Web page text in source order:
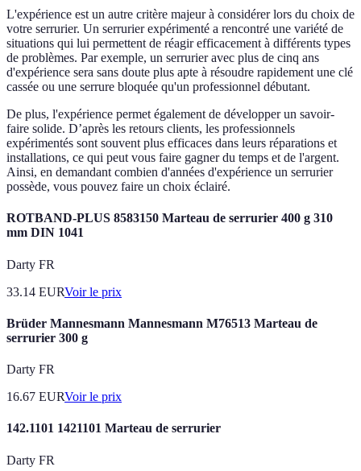
L'expérience est un autre critère majeur à considérer lors du choix de
votre serrurier. Un serrurier expérimenté a rencontré une variété de
situations qui lui permettent de réagir efficacement à différents types
de problèmes. Par exemple, un serrurier avec plus de cinq ans
d'expérience sera sans doute plus apte à résoudre rapidement une clé
cassée ou une serrure bloquée qu'un professionnel débutant.
De plus, l'expérience permet également de développer un savoir-
faire solide. D’après les retours clients, les professionnels
expérimentés sont souvent plus efficaces dans leurs réparations et
installations, ce qui peut vous faire gagner du temps et de l'argent.
Ainsi, en demandant combien d'années d'expérience un serrurier
possède, vous pouvez faire un choix éclairé.
ROTBAND-PLUS 8583150 Marteau de serrurier 400 g 310
mm DIN 1041
Darty FR
33.14 EURVoir le prix
Brüder Mannesmann Mannesmann M76513 Marteau de
serrurier 300 g
Darty FR
16.67 EURVoir le prix
142.1101 1421101 Marteau de serrurier
Darty FR